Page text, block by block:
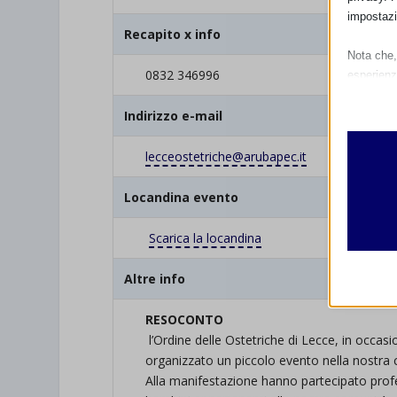
Recapito x info
0832 346996
Indirizzo e-mail
lecceostetriche@arubapec.it
Locandina evento
Scarica la locandina
Altre info
RESOCONTO
l’Ordine delle Ostetriche di Lecce, in
organizzato un piccolo evento nella nostra
Alla manifestazione hanno partecipato
Nota
wp-
wp-
I
Altri